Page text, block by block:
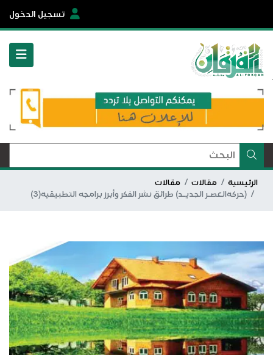
تسجيل الدخول
الرئيسية مقالات
مقالات
(حركةالعصـر الجديـد) طرائق نشر الفكر وأبرز برامجه التطبيقية(3)